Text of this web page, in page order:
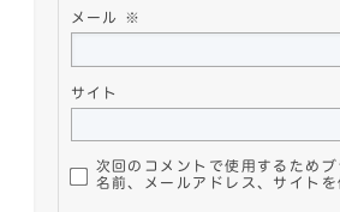
メール ※
サイト
次回のコメントで使用するため
名前、メールアドレス、サイトを